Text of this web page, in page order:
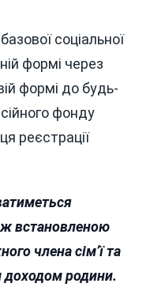
соціальної
формі через
формі до будь-
фонду
реєстрації
встановленою
члена сім’ї та
доходом родини.